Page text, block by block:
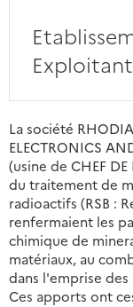
La société
ELECTRONICS
(usine de CHEF
du traitement de
radioactifs (RSB :
renfermaient les
chimique de
matériaux, au
dans l'emprise des
Ces apports ont